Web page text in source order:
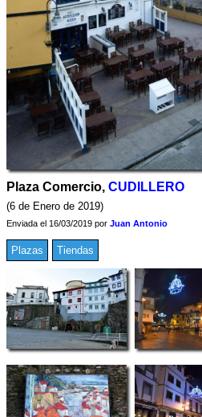
Plaza Comercio, CUDILLERO
(6 de Enero de 2019)
Enviada el 16/03/2019 por Juan Antonio
Plazas Tiendas